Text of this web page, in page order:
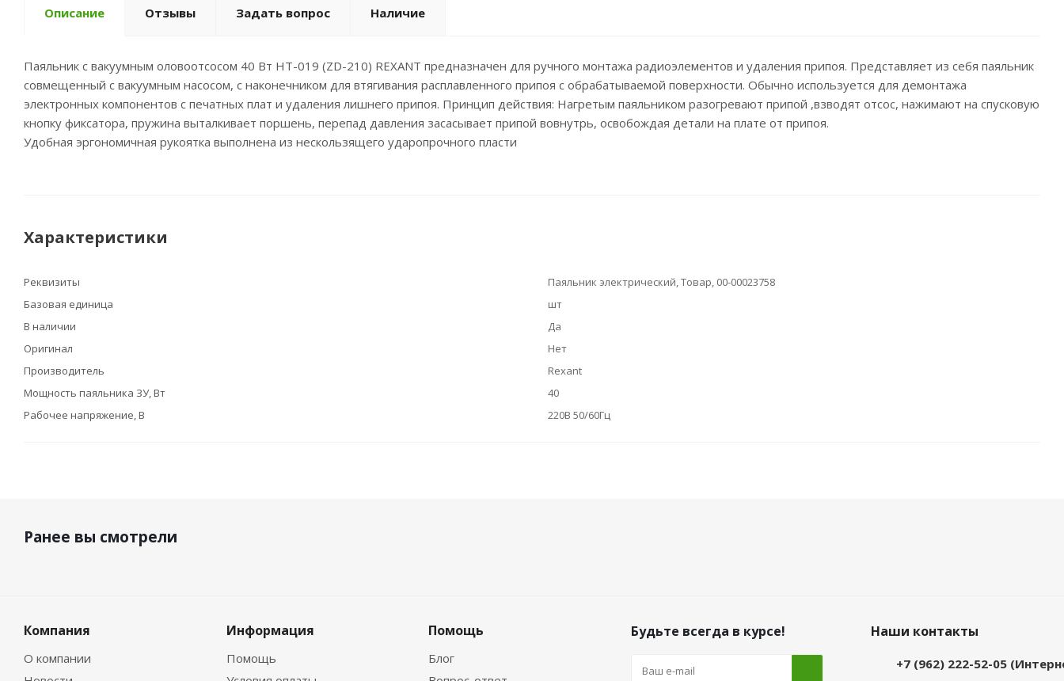
Описание Отзывы Задать вопрос Наличие
Паяльник с вакуумным оловоотсосом 40 Вт HT-019 (ZD-210) REXANT предназначен для ручного монтажа радиоэлементов и удаления припоя. Представляет из себя паяльник
совмещенный с вакуумным насосом, с наконечником для втягивания расплавленного припоя с обрабатываемой поверхности. Обычно используется для демонтажа
электронных компонентов с печатных плат и удаления лишнего припоя. Принцип действия: Нагретым паяльником разогревают припой ,взводят отсос, нажимают на спусковую
кнопку фиксатора, пружина выталкивает поршень, перепад давления засасывает припой вовнутрь, освобождая детали на плате от припоя.
Удобная эргономичная рукоятка выполнена из нескользящего ударопрочного пласти
Характеристики
Реквизиты
Паяльник электрический, Товар, 00-00023758
Базовая единица
шт
В наличии
Да
Оригинал
Нет
Производитель
Rexant
Мощность паяльника ЗУ, Вт
40
Рабочее напряжение, В
220В 50/60Гц
Ранее вы смотрели
Компания
О компании
Информация
Помощь
Помощь
Блог
Будьте всегда в курсе! Наши контакты
+7 (962) 222-52-05